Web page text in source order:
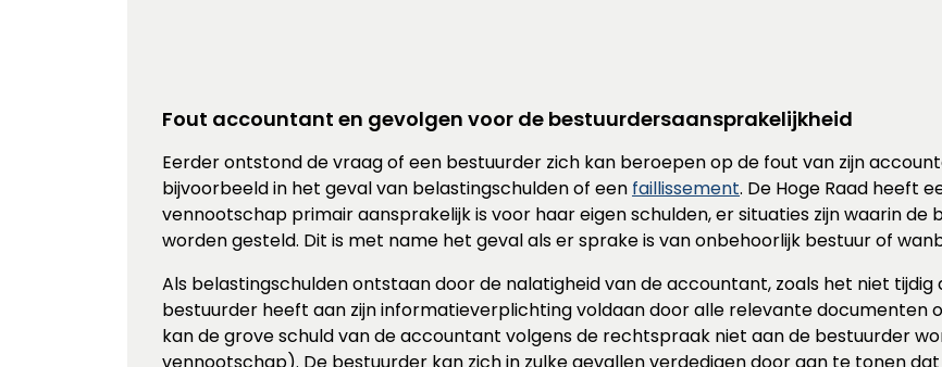
Fout accountant en gevolgen voor de bestuurdersaansprakelijkheid
Eerder ontstond de vraag of een bestuurder zich kan beroepen op de fout van zijn
bijvoorbeeld in het geval van belastingschulden of een faillissement. De Hoge Raad heeft
vennootschap primair aansprakelijk is voor haar eigen schulden, er situaties zijn waarin
worden gesteld. Dit is met name het geval als er sprake is van onbehoorlijk bestuur of
Als belastingschulden ontstaan door de nalatigheid van de accountant, zoals het niet
bestuurder heeft aan zijn informatieverplichting voldaan door alle relevante documenten
kan de grove schuld van de accountant volgens de rechtspraak niet aan de bestuurder